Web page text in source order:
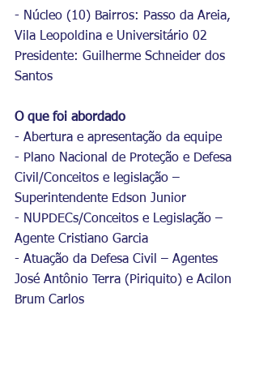
- Núcleo (10) Bairros: Passo da Areia,
Vila Leopoldina e Universitário 02
Presidente: Guilherme Schneider dos
Santos
O que foi abordado
- Abertura e apresentação da equipe
- Plano Nacional de Proteção e Defesa
Civil/Conceitos e legislação –
Superintendente Edson Junior
- NUPDECs/Conceitos e Legislação –
Agente Cristiano Garcia
- Atuação da Defesa Civil – Agentes
José Antônio Terra (Piriquito) e Acilon
Brum Carlos